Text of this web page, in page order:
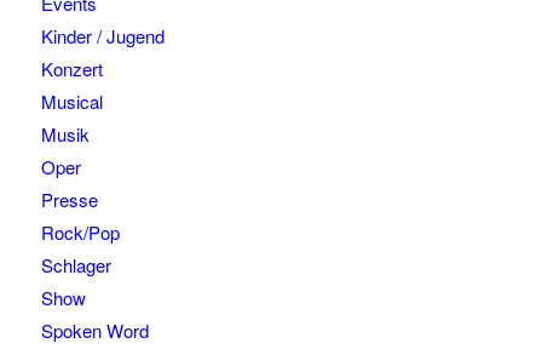
Kinder / Jugend
Konzert
Musical
Musik
Oper
Presse
Rock/Pop
Schlager
Show
Spoken Word